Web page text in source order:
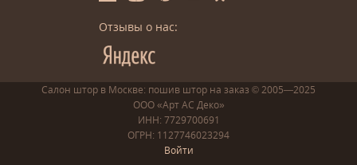
Отзывы о нас:
Салон штор в Москве: пошив штор на заказ © 2005—2025
ООО «Арт АС Деко»
ИНН: 7729700691
ОГРН: 1127746023294
Войти